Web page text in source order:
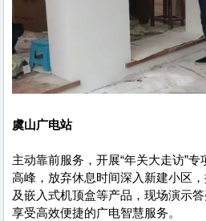
虞山广电站
主动靠前服务，开展“年关大走访”
高峰，放弃休息时间深入新建小区
及嵌入式机顶盒等产品，现场演示
享受高效便捷的广电智慧服务。